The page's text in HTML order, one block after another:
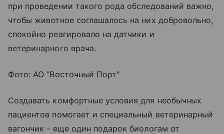
при проведении такого рода обследований важно,
чтобы животное соглашалось на них добровольно,
спокойно реагировало на датчики и
ветеринарного врача.
Фото: АО "Восточный Порт"
Создавать комфортные условия для необычных
пациентов помогает и специальный ветеринарный
вагончик - еще один подарок биологам от